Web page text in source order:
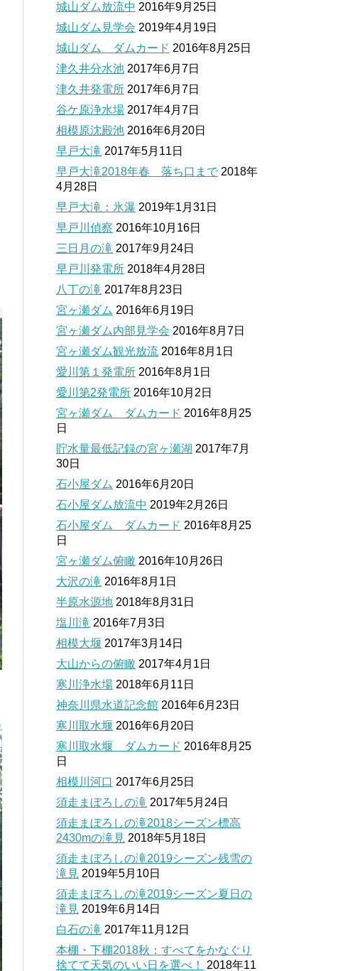
城山ダム放流中 2016年9月25日
城山ダム見学会 2019年4月19日
城山ダム ダムカード 2016年8月25日
津久井分水池 2017年6月7日
津久井発電所 2017年6月7日
谷ケ原浄水場 2017年4月7日
相模原沈殿池 2016年6月20日
早戸大滝 2017年5月11日
早戸大滝2018年春 落ち口まで 2018年
4月28日
早戸大滝：氷瀑 2019年1月31日
早戸川偵察 2016年10月16日
三日月の滝 2017年9月24日
早戸川発電所 2018年4月28日
八丁の滝 2017年8月23日
宮ヶ瀬ダム 2016年6月19日
宮ヶ瀬ダム内部見学会 2016年8月7日
宮ヶ瀬ダム観光放流 2016年8月1日
愛川第１発電所 2016年8月1日
愛川第2発電所 2016年10月2日
宮ヶ瀬ダム ダムカード 2016年8月25
日
貯水量最低記録の宮ヶ瀬湖 2017年7月
30日
石小屋ダム 2016年6月20日
石小屋ダム放流中 2019年2月26日
石小屋ダム ダムカード 2016年8月25
日
宮ヶ瀬ダム俯瞰 2016年10月26日
大沢の滝 2016年8月1日
半原水源地 2018年8月31日
塩川滝 2016年7月3日
相模大堰 2017年3月14日
大山からの俯瞰 2017年4月1日
寒川浄水場 2018年6月11日
神奈川県水道記念館 2016年6月23日
寒川取水堰 2016年6月20日
寒川取水堰 ダムカード 2016年8月25
日
相模川河口 2017年6月25日
須走まぼろしの滝 2017年5月24日
須走まぼろしの滝2018シーズン標高
2430mの滝見 2018年5月18日
須走まぼろしの滝2019シーズン残雪の
滝見 2019年5月10日
須走まぼろしの滝2019シーズン夏日の
滝見 2019年6月14日
白石の滝 2017年11月12日
本棚・下棚2018秋：すべてをかなぐり
捨てて天気のいい日を選べ！
2018年11